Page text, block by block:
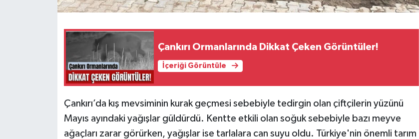
Çankırı Ormanlarında Dikkat Çeken Görüntüler!
İçeriği Görüntüle
Çankırı’da kış mevsiminin kurak geçmesi sebebiyle tedirgin olan çiftçilerin yüzünü
Mayıs ayındaki yağışlar güldürdü. Kentte etkili olan soğuk sebebiyle bazı meyve
ağaçları zarar görürken, yağışlar ise tarlalara can suyu oldu. Türkiye'nin önemli tarım